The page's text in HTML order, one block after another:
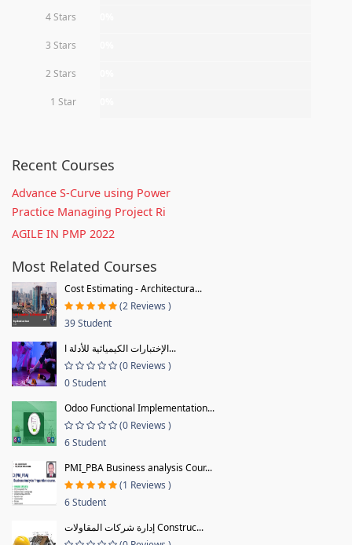
4 Stars
3 Stars
2 Stars
1 Star
Recent Courses
Advance S-Curve using Power
Practice Managing Project Ri
AGILE IN PMP 2022
Most Related Courses
Cost Estimating - Architectura...
(2 Reviews )
39 Student
الإختبارات الكيميائية للأدلة ا...
(0 Reviews )
0 Student
Odoo Functional Implementation...
(0 Reviews )
6 Student
PMI_PBA Business analysis Cour...
(1 Reviews )
6 Student
إدارة شركات المقاولات Construc...